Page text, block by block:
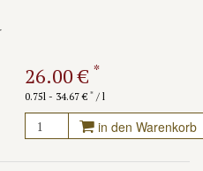
26.00 € *
0.75l - 34.67 € */ l
in den Warenkorb